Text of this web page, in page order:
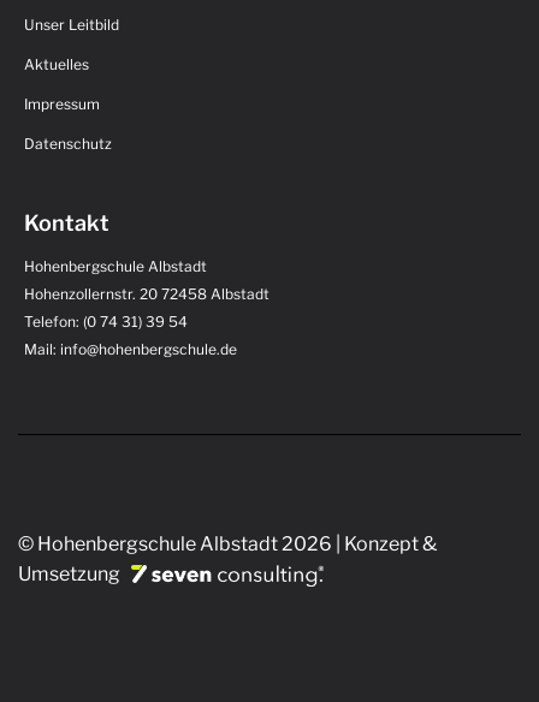
Unser Leitbild
Aktuelles
Impressum
Datenschutz
Kontakt
Hohenbergschule Albstadt
Hohenzollernstr. 20 72458 Albstadt
Telefon: (0 74 31) 39 54
Mail: info@hohenbergschule.de
© Hohenbergschule Albstadt 2026 | Konzept &
Umsetzung